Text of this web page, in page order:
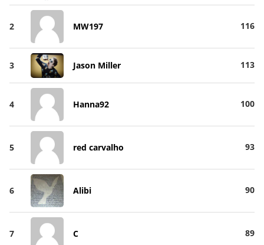
2 MW197 116
3 Jason Miller 113
4 Hanna92 100
5 red carvalho 93
6 Alibi 90
7 C 89